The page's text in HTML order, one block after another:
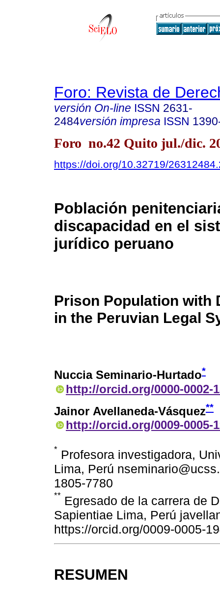
Foro: Revista de
versión On-line ISSN 2631-
2484versión impresa ISSN
Foro no.42 Quito jul./dic.
https://doi.org/10.32719/
Población
discapacidad en el
jurídico peruano
Prison Population with
in the Peruvian Legal
Nuccia Seminario-Hurtado*
http://orcid.org/0000-0002-
Jainor Avellaneda-Vásquez**
http://orcid.org/0009-0005-
* Profesora investigadora,
Lima, Perú
1805-7780
** Egresado de la carrera de
Sapientiae Lima, Perú
https://orcid.org/0009-0005-
RESUMEN